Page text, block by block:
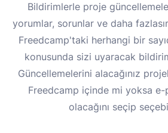
Bildirimlerle proje
yorumlar, sorunlar ve daha
Freedcamp'taki herhangi bir
konusunda sizi uyaracak
Güncellemelerini alacağınız
Freedcamp içinde mi yoksa e-
olacağını seçip